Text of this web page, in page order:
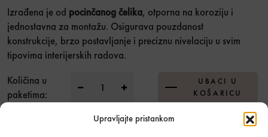
Upravljajte pristankom
Izrađena je od pocinčanog čelika, otporna na koroziju i
jednostavna za montažu. Osigurava pouzdanost
konstrukcije, brzo postavljanje i preciznu nivelaciju u svim
tipovima interijerskih radova.
Količina u
paketima:
Ravna spojnica za CD 60/27 količina
UBACI U
KOŠARICU